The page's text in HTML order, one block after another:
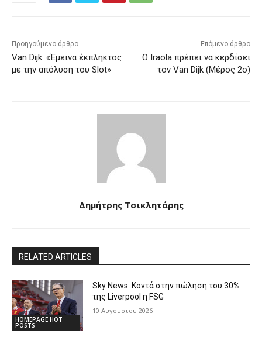
Προηγούμενο άρθρο
Van Dijk: «Έμεινα έκπληκτος
με την απόλυση του Slot»
Επόμενο άρθρο
Ο Iraola πρέπει να κερδίσει
τον Van Dijk (Μέρος 2ο)
Δημήτρης Τσικλητάρης
RELATED ARTICLES
HOMEPAGE HOT
POSTS
Sky News: Κοντά στην πώληση του 30%
της Liverpool η FSG
10 Αυγούστου 2026